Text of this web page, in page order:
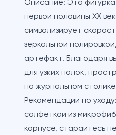
Описание: Эта
первой половины XX
символизирует
зеркальной
артефакт. Благодаря
для узких полок,
на журнальном
Рекомендации по уходу:
салфеткой из
корпусе, старайтесь